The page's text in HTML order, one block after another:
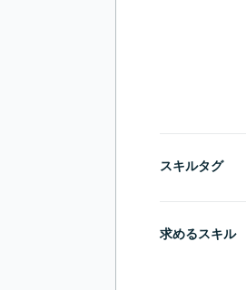
スキルタグ
求めるスキル